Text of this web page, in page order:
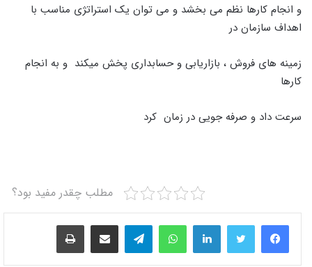
و انجام کارها نظم می بخشد و می توان یک استراتژی مناسب با
اهداف سازمان در
زمینه های فروش ، بازاریابی و حسابداری پخش میکند و به انجام
کارها
سرعت داد و صرفه جویی در زمان کرد
مطلب چقدر مفید بود؟
لینکدینواتس آپ تلگرام اشتراک گذاری از طریق ایمیل چاپ